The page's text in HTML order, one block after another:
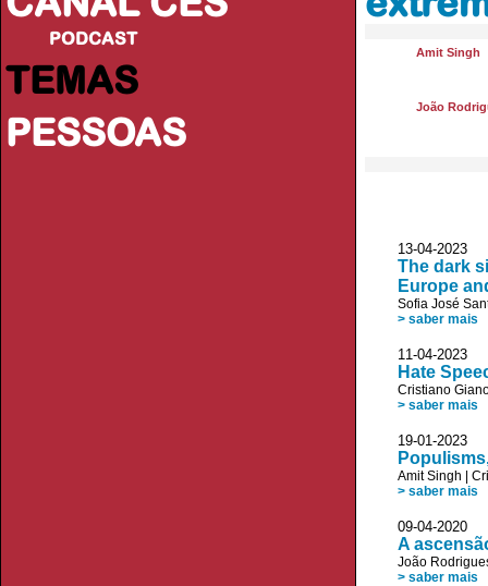
PODCAST
TEMAS
PESSOAS
Amit Singh
João
13-04-
The dark
Europe
Sofia José
> saber mais
11-04-
Hate
Cristiano
> saber mais
19-01-
Amit Singh
> saber mais
09-04-
A
João
> saber mais